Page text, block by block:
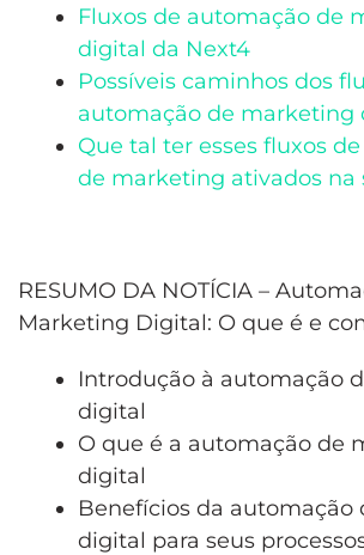
Fluxos de automação de
digital da Next4
Possíveis caminhos dos
automação de marketing
Que tal ter esses fluxos
de marketing ativados na
RESUMO DA NOTÍCIA –
Marketing Digital: O que é e
Introdução à automação
digital
O que é a automação de
digital
Benefícios da
digital para seus